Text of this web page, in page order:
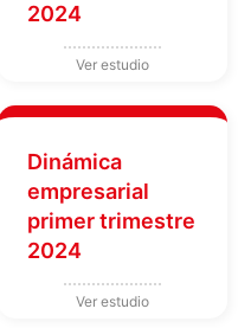
2024
Dinámica
empresarial
primer trimestre
2024